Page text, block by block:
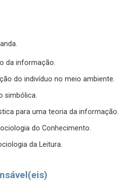
da informação.
do indivíduo no meio ambiente.
simbólica.
para uma teoria da informação.
do Conhecimento.
da Leitura.